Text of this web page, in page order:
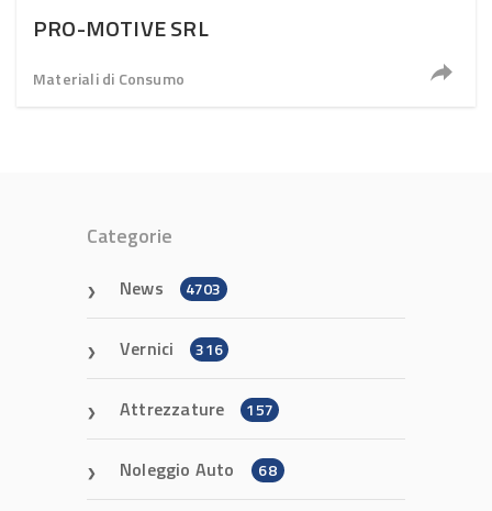
PRO-MOTIVE SRL
Materiali di Consumo
Categorie
News 4703
Vernici 316
Attrezzature 157
Noleggio Auto 68